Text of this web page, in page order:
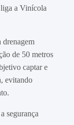
a Vinícola
drenagem
de 50 metros
captar e
evitando
segurança